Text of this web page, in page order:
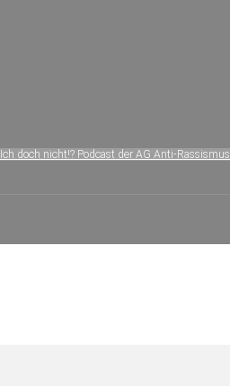
Ich doch nicht!? Podcast der AG Anti-Rassismus